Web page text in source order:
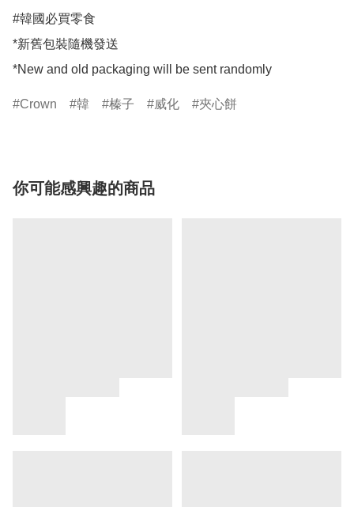
#韓國必買零食
*新舊包裝隨機發送
Crown 韓 榛子 威化 夾心餅
你可能感興趣的商品